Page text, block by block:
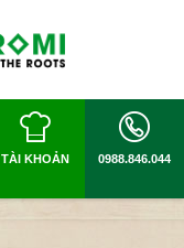
TÀI KHOẢN 0988.846.044